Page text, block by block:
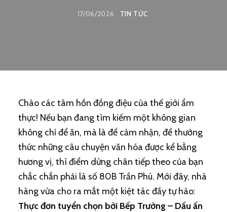
17/06/2026 TIN TỨC
Chào các tâm hồn đồng điệu của thế giới ẩm
thực! Nếu bạn đang tìm kiếm một không gian
không chỉ để ăn, mà là để cảm nhận, để thưởng
thức những câu chuyện văn hóa được kể bằng
hương vị, thì điểm dừng chân tiếp theo của bạn
chắc chắn phải là số 80B Trần Phú. Mới đây, nhà
hàng vừa cho ra mắt một kiệt tác đầy tự hào:
Thực đơn tuyển chọn bởi Bếp Trưởng – Dấu ấn